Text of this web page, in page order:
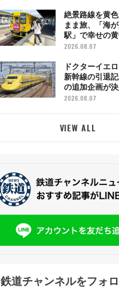
絶景路線を黄
まま旅、「海
駅」で幸せの
チに願いを 「
「島原鉄道」
2026.08.07
ドクターイエ
新幹線の引退
の追加企画が
験やグッズ・ホ
2026.08.07
VIEW ALL
鉄道チャンネルをフォ